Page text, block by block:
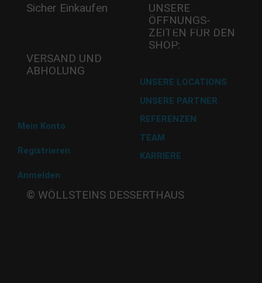
Sicher Einkaufen
VERSAND UND
ABHOLUNG
Versand mit DHL
Mein Konto
Registrieren
Anmelden
UNSERE
ÖFFNUNGS­
ZEITEN FÜR DEN
SHOP:
Mi - 11:00-17:00 Uhr
Do -11:00-17:00 Uhr
Fr - 11:00-17:00 Uhr
UNSERE LOCATIONS
UNSERE PARTNER
REFERENZEN
TEAM
KARRIERE
© WÖLLSTEINS DESSERTHAUS